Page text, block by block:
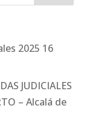
2025 16
JUDICIALES
– Alcalá de